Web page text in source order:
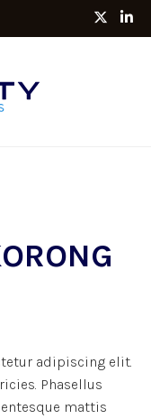
adipiscing elit.
Phasellus
mattis